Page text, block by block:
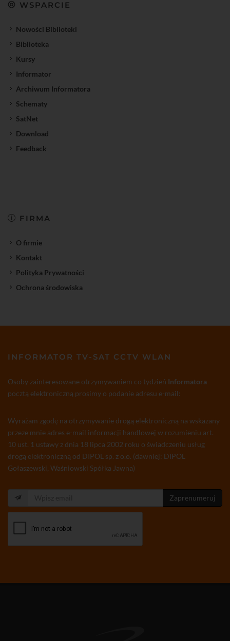
WSPARCIE
Nowości Biblioteki
Biblioteka
Kursy
Informator
Archiwum Informatora
Schematy
SatNet
Download
Feedback
FIRMA
O firmie
Kontakt
Polityka Prywatności
Ochrona środowiska
INFORMATOR TV-SAT CCTV WLAN
Osoby zainteresowane otrzymywaniem co tydzień Informatora
pocztą elektroniczną prosimy o podanie adresu e-mail:
Wyrażam zgodę na otrzymywanie drogą elektroniczną na wskazany
przeze mnie adres e-mail informacji handlowej w rozumieniu art.
10 ust. 1 ustawy z dnia 18 lipca 2002 roku o świadczeniu usług
drogą elektroniczną od DIPOL sp. z o.o. (dawniej: DIPOL
Gołaszewski, Waśniowski Spółka Jawna)
Zaprenumeruj